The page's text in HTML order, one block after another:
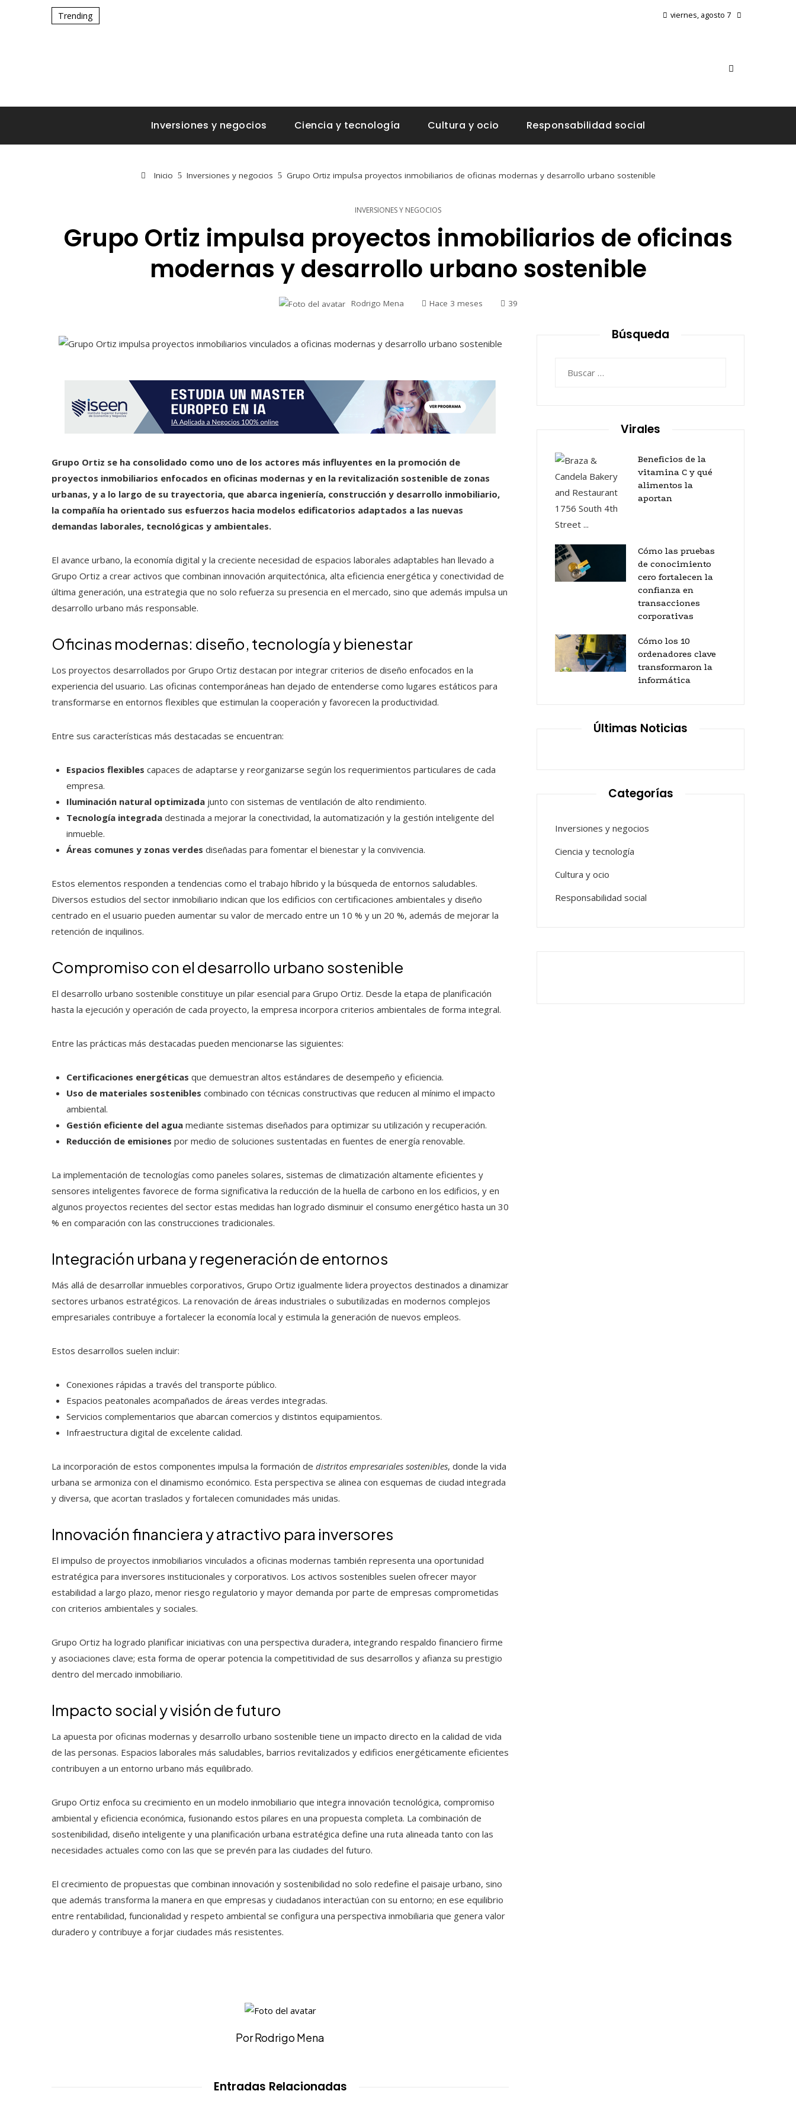
Trending viernes, agosto 7
Inversiones y negocios Ciencia y tecnología Cultura y ocio Responsabilidad social
Inicio Inversiones y negocios Grupo Ortiz impulsa proyectos inmobiliarios de oficinas modernas y desarrollo urbano sostenible
INVERSIONES Y NEGOCIOS
Grupo Ortiz impulsa proyectos inmobiliarios de oficinas
modernas y desarrollo urbano sostenible
Rodrigo Mena Hace 3 meses 39
Grupo Ortiz se ha consolidado como uno de los actores más influyentes en la promoción de
proyectos inmobiliarios enfocados en oficinas modernas y en la revitalización sostenible de zonas
urbanas, y a lo largo de su trayectoria, que abarca ingeniería, construcción y desarrollo inmobiliario,
la compañía ha orientado sus esfuerzos hacia modelos edificatorios adaptados a las nuevas
demandas laborales, tecnológicas y ambientales.
El avance urbano, la economía digital y la creciente necesidad de espacios laborales adaptables han llevado a
Grupo Ortiz a crear activos que combinan innovación arquitectónica, alta eficiencia energética y conectividad de
última generación, una estrategia que no solo refuerza su presencia en el mercado, sino que además impulsa un
desarrollo urbano más responsable.
Oficinas modernas: diseño, tecnología y bienestar
Los proyectos desarrollados por Grupo Ortiz destacan por integrar criterios de diseño enfocados en la
experiencia del usuario. Las oficinas contemporáneas han dejado de entenderse como lugares estáticos para
transformarse en entornos flexibles que estimulan la cooperación y favorecen la productividad.
Entre sus características más destacadas se encuentran:
Espacios flexibles capaces de adaptarse y reorganizarse según los requerimientos particulares de cada
empresa.
Iluminación natural optimizada junto con sistemas de ventilación de alto rendimiento.
Tecnología integrada destinada a mejorar la conectividad, la automatización y la gestión inteligente del
inmueble.
Áreas comunes y zonas verdes diseñadas para fomentar el bienestar y la convivencia.
Estos elementos responden a tendencias como el trabajo híbrido y la búsqueda de entornos saludables.
Diversos estudios del sector inmobiliario indican que los edificios con certificaciones ambientales y diseño
centrado en el usuario pueden aumentar su valor de mercado entre un 10 % y un 20 %, además de mejorar la
retención de inquilinos.
Compromiso con el desarrollo urbano sostenible
El desarrollo urbano sostenible constituye un pilar esencial para Grupo Ortiz. Desde la etapa de planificación
hasta la ejecución y operación de cada proyecto, la empresa incorpora criterios ambientales de forma integral.
Entre las prácticas más destacadas pueden mencionarse las siguientes:
Certificaciones energéticas que demuestran altos estándares de desempeño y eficiencia.
Uso de materiales sostenibles combinado con técnicas constructivas que reducen al mínimo el impacto
ambiental.
Gestión eficiente del agua mediante sistemas diseñados para optimizar su utilización y recuperación.
Reducción de emisiones por medio de soluciones sustentadas en fuentes de energía renovable.
La implementación de tecnologías como paneles solares, sistemas de climatización altamente eficientes y
sensores inteligentes favorece de forma significativa la reducción de la huella de carbono en los edificios, y en
algunos proyectos recientes del sector estas medidas han logrado disminuir el consumo energético hasta un 30
% en comparación con las construcciones tradicionales.
Integración urbana y regeneración de entornos
Más allá de desarrollar inmuebles corporativos, Grupo Ortiz igualmente lidera proyectos destinados a dinamizar
sectores urbanos estratégicos. La renovación de áreas industriales o subutilizadas en modernos complejos
empresariales contribuye a fortalecer la economía local y estimula la generación de nuevos empleos.
Estos desarrollos suelen incluir:
Conexiones rápidas a través del transporte público.
Espacios peatonales acompañados de áreas verdes integradas.
Servicios complementarios que abarcan comercios y distintos equipamientos.
Infraestructura digital de excelente calidad.
La incorporación de estos componentes impulsa la formación de distritos empresariales sostenibles, donde la vida
urbana se armoniza con el dinamismo económico. Esta perspectiva se alinea con esquemas de ciudad integrada
y diversa, que acortan traslados y fortalecen comunidades más unidas.
Innovación financiera y atractivo para inversores
El impulso de proyectos inmobiliarios vinculados a oficinas modernas también representa una oportunidad
estratégica para inversores institucionales y corporativos. Los activos sostenibles suelen ofrecer mayor
estabilidad a largo plazo, menor riesgo regulatorio y mayor demanda por parte de empresas comprometidas
con criterios ambientales y sociales.
Grupo Ortiz ha logrado planificar iniciativas con una perspectiva duradera, integrando respaldo financiero firme
y asociaciones clave; esta forma de operar potencia la competitividad de sus desarrollos y afianza su prestigio
dentro del mercado inmobiliario.
Impacto social y visión de futuro
La apuesta por oficinas modernas y desarrollo urbano sostenible tiene un impacto directo en la calidad de vida
de las personas. Espacios laborales más saludables, barrios revitalizados y edificios energéticamente eficientes
contribuyen a un entorno urbano más equilibrado.
Grupo Ortiz enfoca su crecimiento en un modelo inmobiliario que integra innovación tecnológica, compromiso
ambiental y eficiencia económica, fusionando estos pilares en una propuesta completa. La combinación de
sostenibilidad, diseño inteligente y una planificación urbana estratégica define una ruta alineada tanto con las
necesidades actuales como con las que se prevén para las ciudades del futuro.
El crecimiento de propuestas que combinan innovación y sostenibilidad no solo redefine el paisaje urbano, sino
que además transforma la manera en que empresas y ciudadanos interactúan con su entorno; en ese equilibrio
entre rentabilidad, funcionalidad y respeto ambiental se configura una perspectiva inmobiliaria que genera valor
duradero y contribuye a forjar ciudades más resistentes.
Por Rodrigo Mena
Entradas Relacionadas
Búsqueda
Virales
Beneficios de la
vitamina C y qué
alimentos la
aportan
Cómo las pruebas
de conocimiento
cero fortalecen la
confianza en
transacciones
corporativas
Cómo los 10
ordenadores clave
transformaron la
informática
Últimas Noticias
Categorías
Inversiones y negocios
Ciencia y tecnología
Cultura y ocio
Responsabilidad social